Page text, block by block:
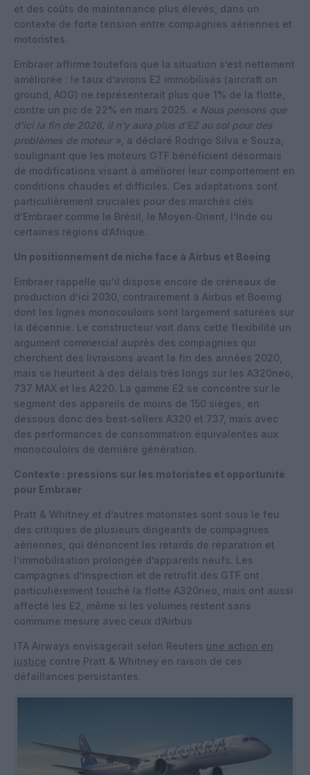
et des coûts de maintenance plus élevés, dans un
contexte de forte tension entre compagnies aériennes et
motoristes.
Embraer affirme toutefois que la situation s’est nettement
améliorée : le taux d’avions E2 immobilisés (aircraft on
ground, AOG) ne représenterait plus que 1% de la flotte,
contre un pic de 22% en mars 2025. « Nous pensons que
d’ici la fin de 2026, il n’y aura plus d’E2 au sol pour des
problèmes de moteur » , a déclaré Rodrigo Silva e Souza,
soulignant que les moteurs GTF bénéficient désormais
de modifications visant à améliorer leur comportement en
conditions chaudes et difficiles. Ces adaptations sont
particulièrement cruciales pour des marchés clés
d’Embraer comme le Brésil, le Moyen‑Orient, l’Inde ou
certaines régions d’Afrique.
Un positionnement de niche face à Airbus et Boeing
Embraer rappelle qu’il dispose encore de créneaux de
production d’ici 2030, contrairement à Airbus et Boeing
dont les lignes monocouloirs sont largement saturées sur
la décennie. Le constructeur voit dans cette flexibilité un
argument commercial auprès des compagnies qui
cherchent des livraisons avant la fin des années 2020,
mais se heurtent à des délais très longs sur les A320neo,
737 MAX et les A220. La gamme E2 se concentre sur le
segment des appareils de moins de 150 sièges, en
dessous donc des best‑sellers A320 et 737, mais avec
des performances de consommation équivalentes aux
monocouloirs de dernière génération.
Contexte : pressions sur les motoristes et opportunité
pour Embraer
Pratt & Whitney et d’autres motoristes sont sous le feu
des critiques de plusieurs dirigeants de compagnies
aériennes, qui dénoncent les retards de réparation et
l’immobilisation prolongée d’appareils neufs. Les
campagnes d’inspection et de retrofit des GTF ont
particulièrement touché la flotte A320neo, mais ont aussi
affecté les E2, même si les volumes restent sans
commune mesure avec ceux d’Airbus.
ITA Airways envisagerait selon Reuters une action en
justice contre Pratt & Whitney en raison de ces
défaillances persistantes.